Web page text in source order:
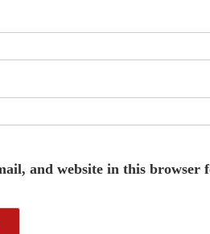
and website in this